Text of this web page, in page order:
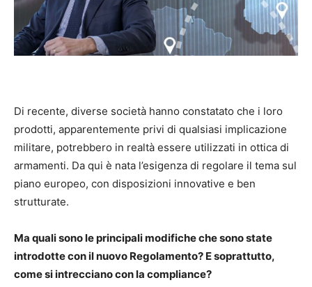
Di recente, diverse società hanno constatato che i loro
prodotti, apparentemente privi di qualsiasi implicazione
militare, potrebbero in realtà essere utilizzati in ottica di
armamenti. Da qui è nata l’esigenza di regolare il tema sul
piano europeo, con disposizioni innovative e ben
strutturate.
Ma quali sono le principali modifiche che sono state
introdotte con il nuovo Regolamento? E soprattutto,
come si intrecciano con la compliance?